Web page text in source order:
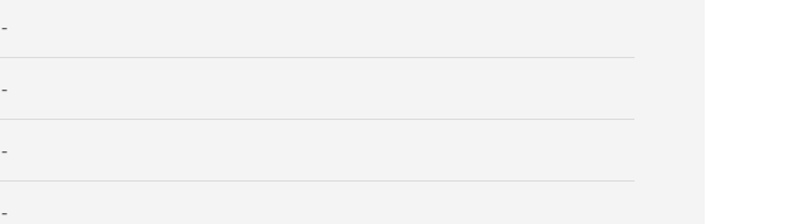
-
-
-
-